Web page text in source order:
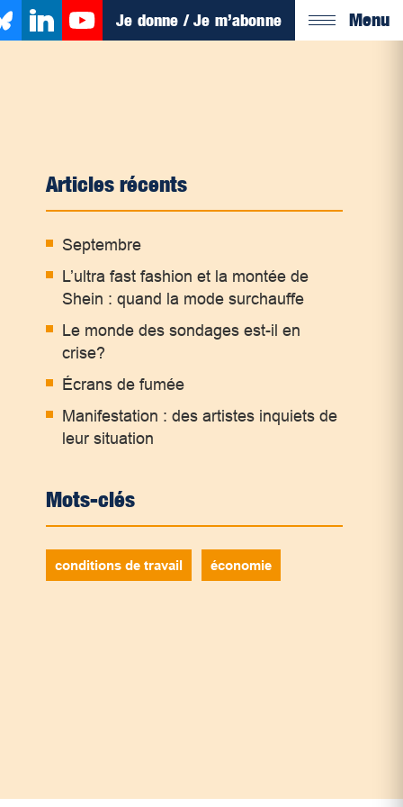
Je donne / Je m’abonne Menu
Articles récents
Septembre
L’ultra fast fashion et la montée de
Shein : quand la mode surchauffe
Le monde des sondages est-il en
crise?
Écrans de fumée
Manifestation : des artistes inquiets de
leur situation
Mots-clés
conditions de travail économie